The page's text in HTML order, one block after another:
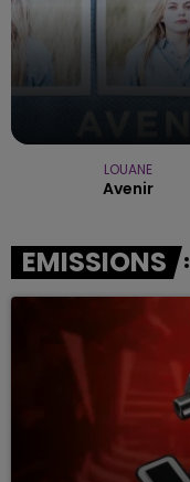
LOUANE
Avenir
EMISSIONS